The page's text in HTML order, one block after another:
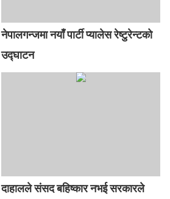
नेपालगन्जमा नयाँ पार्टी प्यालेस रेष्टुरेन्टको
उद्घाटन
दाहालले संसद बहिष्कार नभई सरकारले